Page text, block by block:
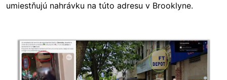
umiestňujú nahrávku na túto adresu v Brooklyne.
Image